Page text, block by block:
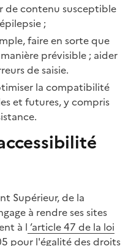
de contenu susceptible
;
faire en sorte que
prévisible ; aider
de saisie.
la compatibilité
et futures, y compris
Supérieur, de la
à rendre ses sites
à l ’article 47 de la loi
pour l'égalité des droits